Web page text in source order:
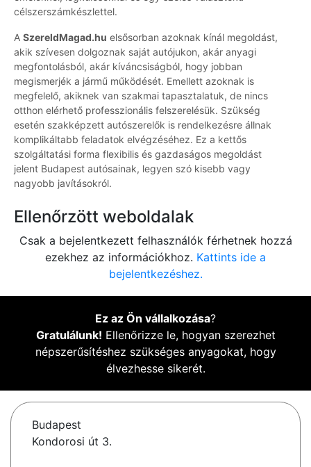
célszerszámkészlettel.
A SzereldMagad.hu elsősorban azoknak kínál megoldást,
akik szívesen dolgoznak saját autójukon, akár anyagi
megfontolásból, akár kíváncsiságból, hogy jobban
megismerjék a jármű működését. Emellett azoknak is
megfelelő, akiknek van szakmai tapasztalatuk, de nincs
otthon elérhető professzionális felszerelésük. Szükség
esetén szakképzett autószerelők is rendelkezésre állnak
komplikáltabb feladatok elvégzéséhez. Ez a kettős
szolgáltatási forma flexibilis és gazdaságos megoldást
jelent Budapest autósainak, legyen szó kisebb vagy
nagyobb javításokról.
Ellenőrzött weboldalak
Csak a bejelentkezett felhasználók férhetnek hozzá
ezekhez az információkhoz. Kattints ide a
bejelentkezéshez.
Ez az Ön vállalkozása?
Gratulálunk! Ellenőrizze le, hogyan szerezhet
népszerűsítéshez szükséges anyagokat, hogy
élvezhesse sikerét.
Budapest
Kondorosi út 3.